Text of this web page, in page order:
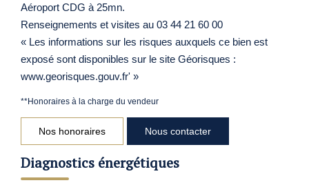
Aéroport CDG à 25mn.
Renseignements et visites au 03 44 21 60 00
« Les informations sur les risques auxquels ce bien est
exposé sont disponibles sur le site Géorisques :
www.georisques.gouv.fr' »
**Honoraires à la charge du vendeur
Nos honoraires Nous contacter
Diagnostics énergétiques